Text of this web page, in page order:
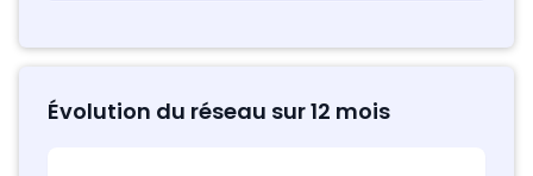
Évolution du réseau sur 12 mois